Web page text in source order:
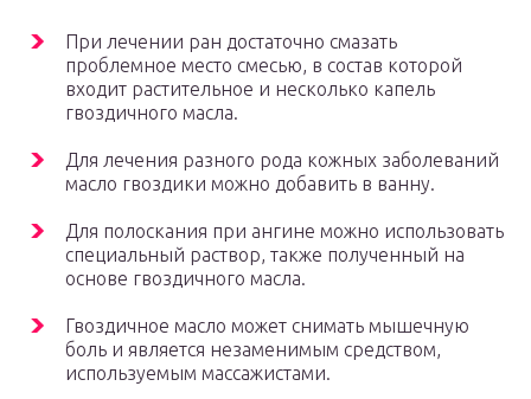
При лечении ран достаточно смазать
проблемное место смесью, в состав которой
входит растительное и несколько капель
гвоздичного масла.
Для лечения разного рода кожных заболеваний
масло гвоздики можно добавить в ванну.
Для полоскания при ангине можно использовать
специальный раствор, также полученный на
основе гвоздичного масла.
Гвоздичное масло может снимать мышечную
боль и является незаменимым средством,
используемым массажистами.